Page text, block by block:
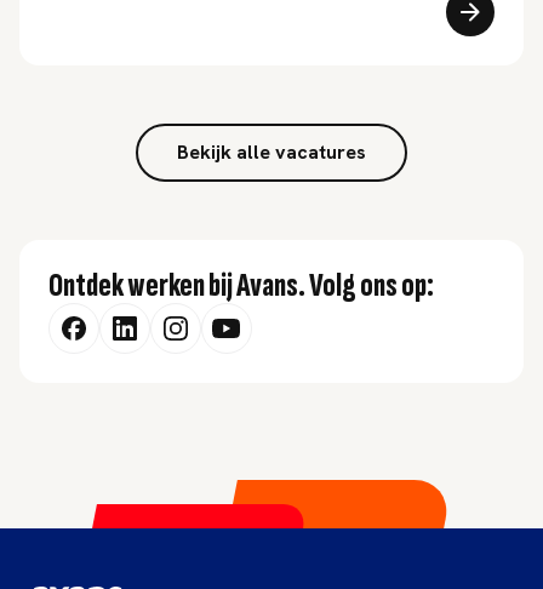
Bekijk alle vacatures
Ontdek werken bij Avans. Volg ons op: